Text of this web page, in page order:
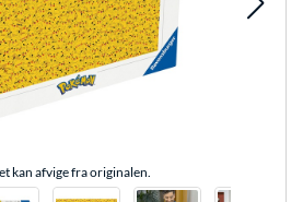
kan afvige fra originalen.